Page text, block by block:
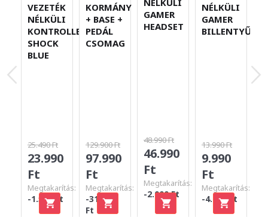
VEZETÉK
NÉLKÜLI
KONTROLLER
SHOCK
BLUE
25.490 Ft
23.990
Ft
Megtakarítás:
-1.500 Ft
KORMÁNY
+ BASE +
PEDÁL
CSOMAG
129.900 Ft
97.990
Ft
Megtakarítás:
-31.910
Ft
GAMER
HEADSET
48.990 Ft
46.990
Ft
Megtakarítás:
-2.000 Ft
NÉLKÜLI
GAMER
BILLENTYŰZET
13.990 Ft
9.990
Ft
Megtakarítás:
-4.000 Ft